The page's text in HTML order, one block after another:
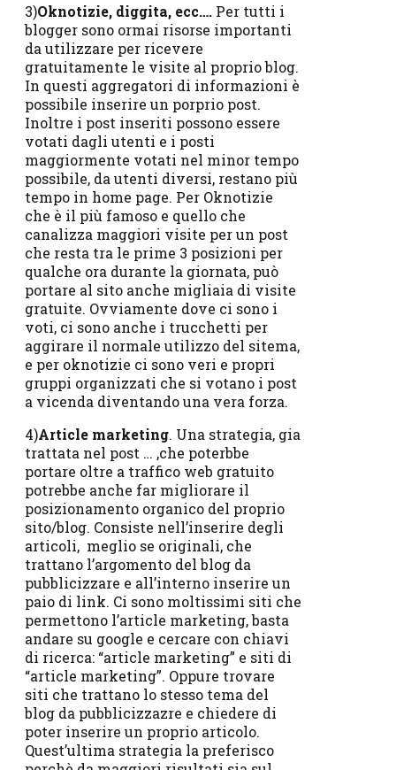
3)Oknotizie, diggita, ecc…. Per tutti i
blogger sono ormai risorse importanti
da utilizzare per ricevere
gratuitamente le visite al proprio blog.
In questi aggregatori di informazioni è
possibile inserire un porprio post.
Inoltre i post inseriti possono essere
votati dagli utenti e i posti
maggiormente votati nel minor tempo
possibile, da utenti diversi, restano più
tempo in home page. Per Oknotizie
che è il più famoso e quello che
canalizza maggiori visite per un post
che resta tra le prime 3 posizioni per
qualche ora durante la giornata, può
portare al sito anche migliaia di visite
gratuite. Ovviamente dove ci sono i
voti, ci sono anche i trucchetti per
aggirare il normale utilizzo del sitema,
e per oknotizie ci sono veri e propri
gruppi organizzati che si votano i post
a vicenda diventando una vera forza.
4)Article marketing. Una strategia, gia
trattata nel post … ,che poterbbe
portare oltre a traffico web gratuito
potrebbe anche far migliorare il
posizionamento organico del proprio
sito/blog. Consiste nell’inserire degli
articoli, meglio se originali, che
trattano l’argomento del blog da
pubblicizzare e all’interno inserire un
paio di link. Ci sono moltissimi siti che
permettono l’article marketing, basta
andare su google e cercare con chiavi
di ricerca: “article marketing” e siti di
“article marketing”. Oppure trovare
siti che trattano lo stesso tema del
blog da pubblicizzazre e chiedere di
poter inserire un proprio articolo.
Quest’ultima strategia la preferisco